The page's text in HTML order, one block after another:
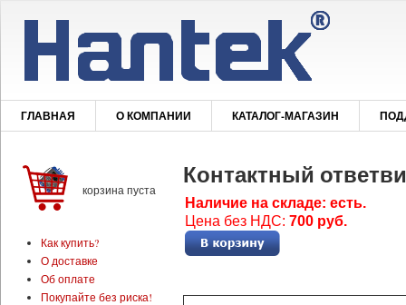
ГЛАВНАЯ О КОМПАНИИ КАТАЛОГ-МАГАЗИН
корзина пуста
Как купить?
О доставке
Об оплате
Покупайте без риска!
Контактный
Наличие на складе: есть.
Цена без НДС: 700 руб.